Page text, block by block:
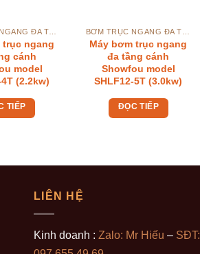
trục ngang
cánh
model
(2.2kw)
TIẾP
Máy bơm trục ngang
đa tầng cánh
Showfou model
SHLF12-5T (3.0kw)
ĐỌC TIẾP
LIÊN HỆ
Kinh doanh : Zalo: Mr Hiếu – SĐT: